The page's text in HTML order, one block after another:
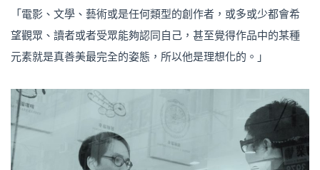
「電影、文學、藝術或是任何類型的創作者，或多或少都會希
望觀眾、讀者或者受眾能夠認同自己，甚至覺得作品中的某種
元素就是真善美最完全的姿態，所以他是理想化的。」